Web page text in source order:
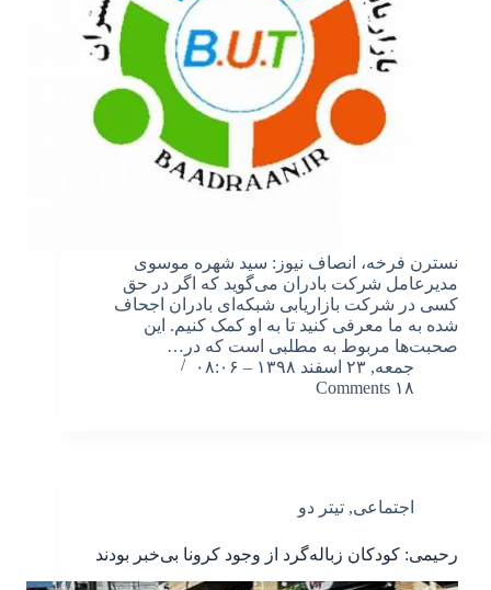
نسترن فرخه، انصاف نیوز: سید شهره موسوی
مدیرعامل شرکت بادران می‌گوید که اگر در حق
کسی در شرکت بازاریابی شبکه‌ای بادران اجحاف
شده به ما معرفی کنید تا به او کمک کنیم. این
صحبت‌ها مربوط به مطلبی است که در…
جمعه, ۲۳ اسفند ۱۳۹۸ – ۰۸:۰۶
۱۸ Comments
اجتماعی, تیتر دو
رحیمی: کودکان زباله‌گرد از وجود کرونا بی‌خبر بودند